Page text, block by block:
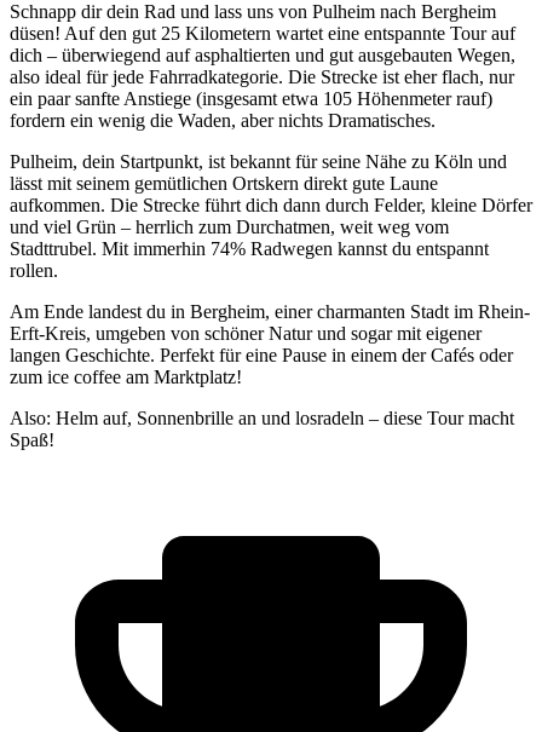
Schnapp dir dein Rad und lass uns von Pulheim nach Bergheim
düsen! Auf den gut 25 Kilometern wartet eine entspannte Tour auf
dich – überwiegend auf asphaltierten und gut ausgebauten Wegen,
also ideal für jede Fahrradkategorie. Die Strecke ist eher flach, nur
ein paar sanfte Anstiege (insgesamt etwa 105 Höhenmeter rauf)
fordern ein wenig die Waden, aber nichts Dramatisches.
Pulheim, dein Startpunkt, ist bekannt für seine Nähe zu Köln und
lässt mit seinem gemütlichen Ortskern direkt gute Laune
aufkommen. Die Strecke führt dich dann durch Felder, kleine Dörfer
und viel Grün – herrlich zum Durchatmen, weit weg vom
Stadttrubel. Mit immerhin 74% Radwegen kannst du entspannt
rollen.
Am Ende landest du in Bergheim, einer charmanten Stadt im Rhein-
Erft-Kreis, umgeben von schöner Natur und sogar mit eigener
langen Geschichte. Perfekt für eine Pause in einem der Cafés oder
zum ice coffee am Marktplatz!
Also: Helm auf, Sonnenbrille an und losradeln – diese Tour macht
Spaß!